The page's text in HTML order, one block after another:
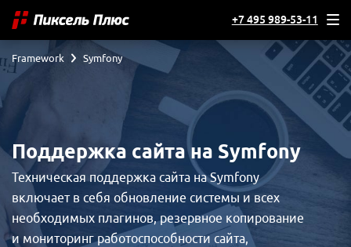
+7 495 989-53-11
Поддержка сайта на Symfony
Техническая поддержка сайта на Symfony
включает в себя обновление системы и всех
необходимых плагинов, резервное копирование
и мониторинг работоспособности сайта,
Framework Symfony
Магазин на Яндекс Маркете
Отзывы клиентов
Миссия
Акции
Контакты